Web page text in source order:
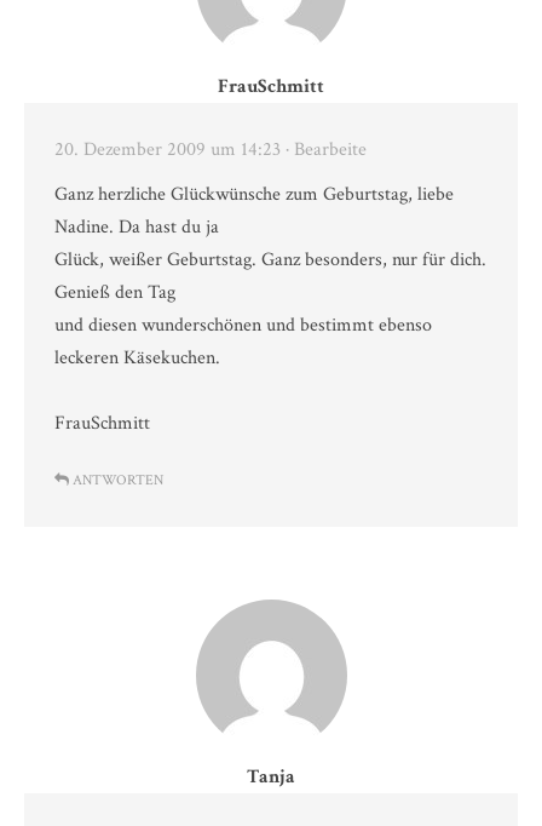
FrauSchmitt
20. Dezember 2009 um 14:23 · Bearbeite
Ganz herzliche Glückwünsche zum Geburtstag, liebe
Nadine. Da hast du ja
Glück, weißer Geburtstag. Ganz besonders, nur für dich.
Genieß den Tag
und diesen wunderschönen und bestimmt ebenso
leckeren Käsekuchen.
FrauSchmitt
ANTWORTEN
Tanja